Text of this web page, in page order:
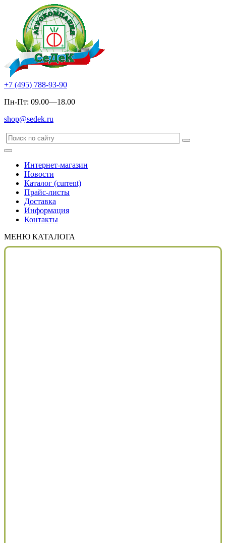
+7 (495) 788-93-90
Пн-Пт: 09.00—18.00
shop@sedek.ru
Интернет-магазин
Новости
Каталог (current)
Прайс-листы
Доставка
Информация
Контакты
МЕНЮ КАТАЛОГА